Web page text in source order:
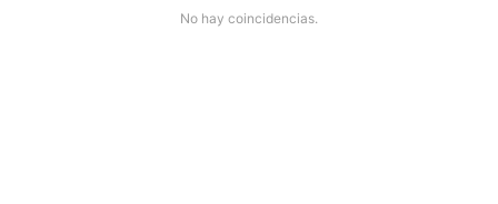
No hay coincidencias.